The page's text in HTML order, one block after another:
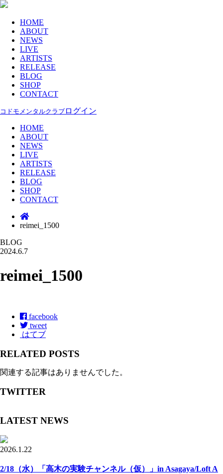
HOME
ABOUT
NEWS
LIVE
ARTISTS
RELEASE
BLOG
SHOP
CONTACT
コドモメンタルクラブ ログイン
HOME
ABOUT
NEWS
LIVE
ARTISTS
RELEASE
BLOG
SHOP
CONTACT
reimei_1500
BLOG
2024.6.7
reimei_1500
facebook
tweet
はてブ
RELATED POSTS
関連する記事はありませんでした。
TWITTER
LATEST NEWS
2026.1.22
2/18（水）「高木の実験チャンネル（仮）」in Asagaya/Loft A